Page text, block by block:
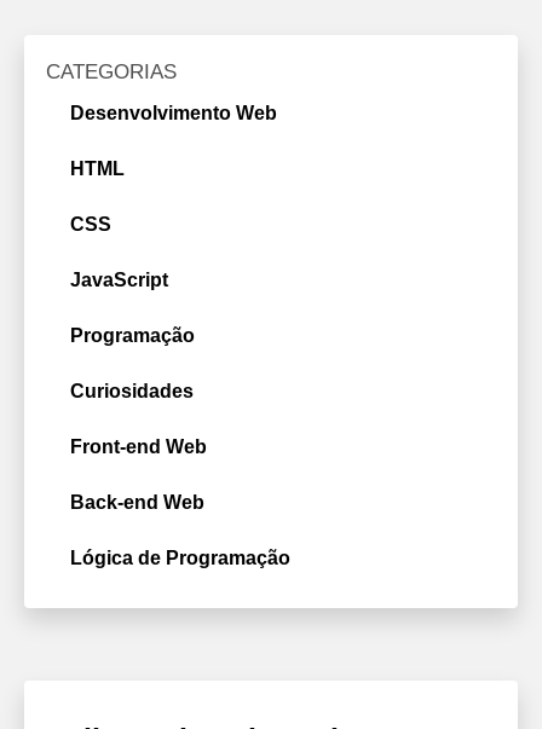
CATEGORIAS
Desenvolvimento Web
HTML
CSS
JavaScript
Programação
Curiosidades
Front-end Web
Back-end Web
Lógica de Programação